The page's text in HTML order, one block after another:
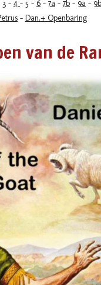
3 - 4 - 5 - 6 - 7a - 7b - 9a - 9b
- Dan.+ Openbaring
van de